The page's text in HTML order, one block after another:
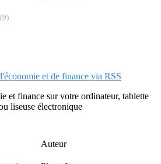
(9)
et de finance via RSS
et finance sur votre ordinateur, tablette
liseuse électronique
Auteur